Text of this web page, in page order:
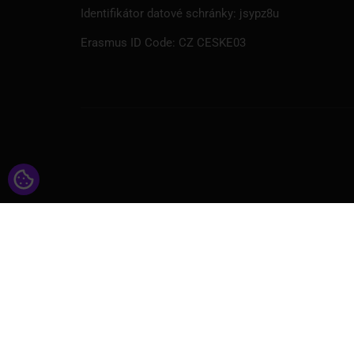
Identifikátor datové schránky: jsypz8u
Erasmus ID Code: CZ CESKE03